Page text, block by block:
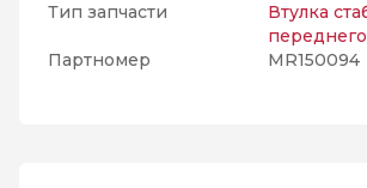
Тип запчасти
Втулка
переднего
Партномер
MR150094